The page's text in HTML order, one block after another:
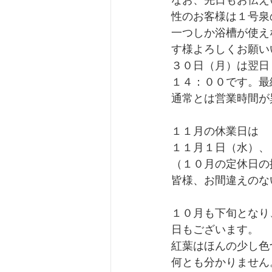
性のお客様は１号
一つしか浴槽が使
す様よろしくお願
３０日（月）は翌
１４：００です。
通常とは営業時間
１１月の休業日は
１１月１日（水）
（１０月の定休日
皆様、お間違えの
１０月も下旬とな
日もございます。
紅葉はほんの少し
何とも分かりませ